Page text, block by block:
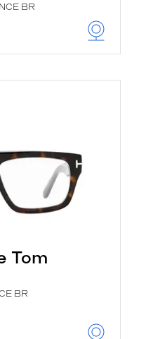
BR
Tom
BR